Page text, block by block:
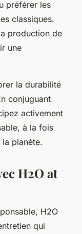
préférer les
classiques.
production de
une
la durabilité
conjuguant
activement
à la fois
planète.
H2O at
H2O
qui